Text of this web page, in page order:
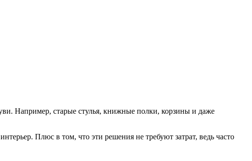
Например, старые стулья, книжные полки, корзины и даже
Плюс в том, что эти решения не требуют затрат, ведь часто